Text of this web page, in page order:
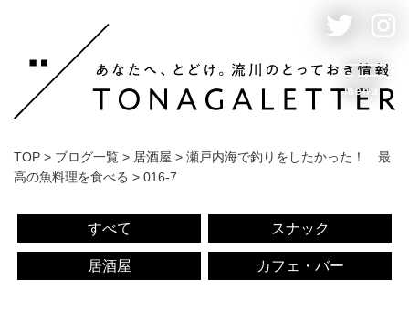
menu
TOP > ブログ一覧 > 居酒屋 > 瀬戸内海で釣りをしたかった！ 最
高の魚料理を食べる > 016-7
すべて スナック
居酒屋 カフェ・バー